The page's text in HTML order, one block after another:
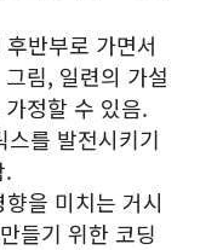
반부로 가면서
림, 일련의 가설
정할 수 있음.
를 발전시키기
.
을 미치는 거시
들기 위한 코딩